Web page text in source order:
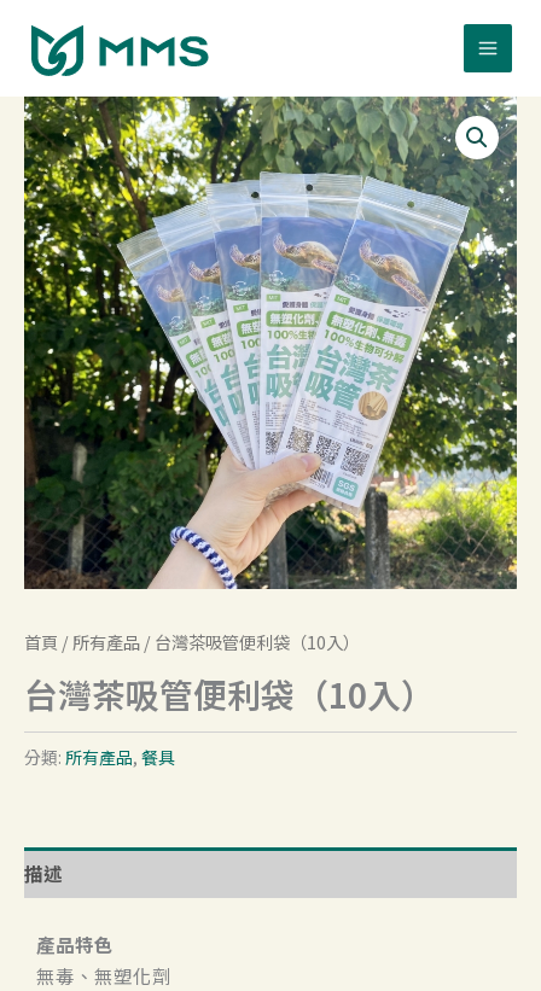
首頁 /所有產品/ 台灣茶吸管便利袋（10入）
台灣茶吸管便利袋（10入）
分類: 所有產品, 餐具
描述
產品特色
無毒、無塑化劑